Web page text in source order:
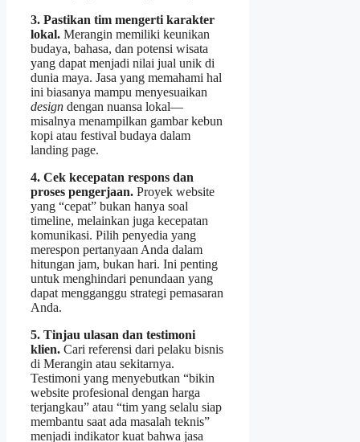
3. Pastikan tim mengerti karakter
lokal. Merangin memiliki keunikan
budaya, bahasa, dan potensi wisata
yang dapat menjadi nilai jual unik di
dunia maya. Jasa yang memahami hal
ini biasanya mampu menyesuaikan
design dengan nuansa lokal—
misalnya menampilkan gambar kebun
kopi atau festival budaya dalam
landing page.
4. Cek kecepatan respons dan
proses pengerjaan. Proyek website
yang “cepat” bukan hanya soal
timeline, melainkan juga kecepatan
komunikasi. Pilih penyedia yang
merespon pertanyaan Anda dalam
hitungan jam, bukan hari. Ini penting
untuk menghindari penundaan yang
dapat mengganggu strategi pemasaran
Anda.
5. Tinjau ulasan dan testimoni
klien. Cari referensi dari pelaku bisnis
di Merangin atau sekitarnya.
Testimoni yang menyebutkan “bikin
website profesional dengan harga
terjangkau” atau “tim yang selalu siap
membantu saat ada masalah teknis”
menjadi indikator kuat bahwa jasa